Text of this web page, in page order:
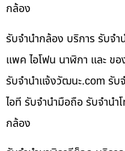
กล้อง
รับจำนำกล้อง บริการ รับจำ
แพค ไอโฟน นาฬิกา และ ข
รับจํานําแจ้งวัฒนะ.com รับ
ไอที รับจำนำมือถือ รับจำน
กล้อง